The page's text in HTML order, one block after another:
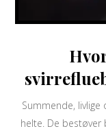
Summende,
helte. De